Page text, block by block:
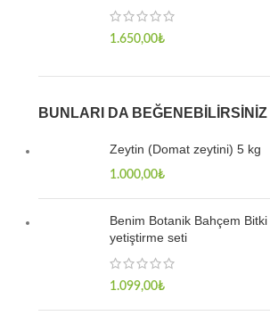
1.650,00₺
BUNLARI DA BEĞENEBILIRSINIZ
Zeytin (Domat zeytini) 5 kg
1.000,00₺
Benim Botanik Bahçem Bitki
yetiştirme seti
1.099,00₺